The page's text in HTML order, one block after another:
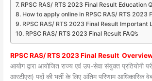
RPSC RAS/ RTS 2023 Final Result Education
How to apply online in RPSC RAS/ RTS 2023
RPSC RAS/ RTS 2023 Final Result Important
RPSC RAS/ RTS 2023 Final Result FAQ’s
RPSC RAS/ RTS 2023 Final Result
आयोग द्वारा आयोजित राज्य एवं उप-सेवा संयुक्त प्रतियोगी
आरटीएस) पदों की भर्ती के लिए अंतिम परिणाम आधिकारिक